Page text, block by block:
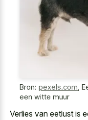
Bron: pexels.com
een witte muur
Verlies van eetlust is